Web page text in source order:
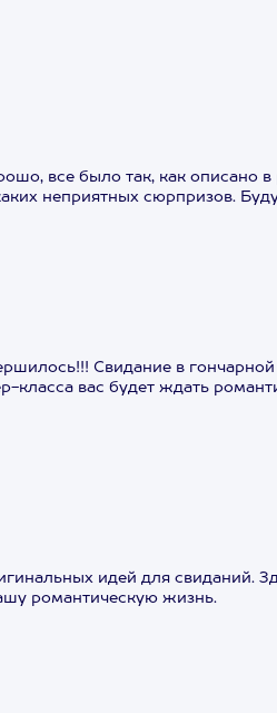
все было так, как описано
неприятных сюрпризов.
Свидание в
вас будет ждать
идей для свиданий.
романтическую жизнь.